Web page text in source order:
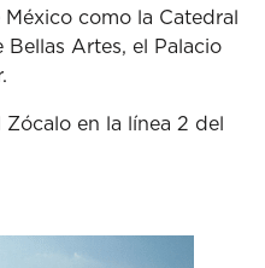
como la Catedral
Bellas Artes, el Palacio
en la línea 2 del